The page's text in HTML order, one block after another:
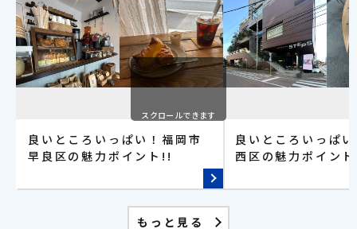
良いところいっぱい！福岡市
早良区の魅力ポイント!!
良いところいっぱ
西区の魅力ポイン
スクロールできます
もっと見る